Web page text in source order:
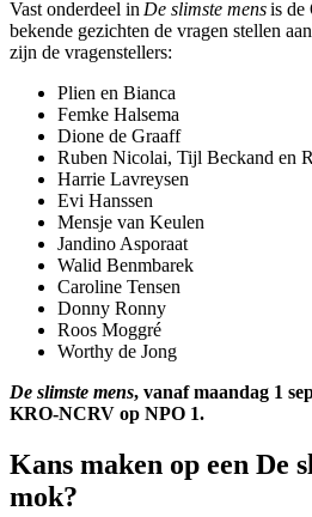
Vast onderdeel inDe slimste mensis de
bekende gezichten de vragen stellen
zijn de vragenstellers:
Plien en Bianca
Femke Halsema
Dione de Graaff
Ruben Nicolai, Tijl Beckand en
Harrie Lavreysen
Evi Hanssen
Mensje van Keulen
Jandino Asporaat
Walid Benmbarek
Caroline Tensen
Donny Ronny
Roos Moggré
Worthy de Jong
De slimste mens, vanaf maandag 1
KRO-NCRV op NPO 1.
Kans maken op een De
mok?